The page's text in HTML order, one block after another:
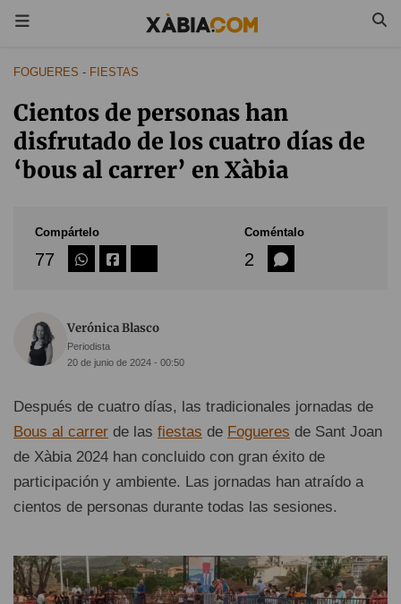
FOGUERES - FIESTAS
Cientos de personas han
disfrutado de los cuatro días de
‘bous al carrer’ en Xàbia
Compártelo
77
Coméntalo
2
Verónica Blasco
Periodista
20 de junio de 2024 - 00:50
Después de cuatro días, las tradicionales jornadas de
Bous al carrer de las fiestas de Fogueres de Sant Joan
de Xàbia 2024 han concluido con gran éxito de
participación y ambiente. Las jornadas han atraído a
cientos de personas durante todas las sesiones.